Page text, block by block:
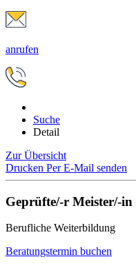
anrufen
Suche
Detail
Zur Übersicht
Drucken Per E-Mail senden
Geprüfte/-r Meister/-
Berufliche Weiterbildung
Beratungstermin buchen